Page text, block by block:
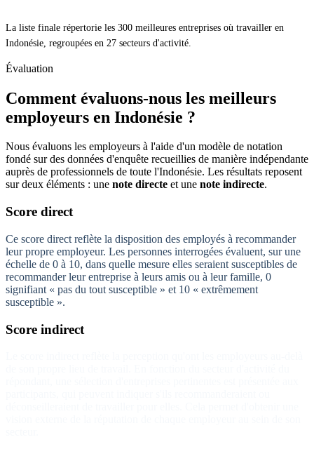
La liste finale répertorie les 300 meilleures entreprises où travailler en
Indonésie, regroupées en 27 secteurs d'activité.
Évaluation
Comment évaluons-nous les meilleurs
employeurs en Indonésie ?
Nous évaluons les employeurs à l'aide d'un modèle de notation
fondé sur des données d'enquête recueillies de manière indépendante
auprès de professionnels de toute l'Indonésie. Les résultats reposent
sur deux éléments : une note directe et une note indirecte.
Score direct
Ce score direct reflète la disposition des employés à recommander
leur propre employeur. Les personnes interrogées évaluent, sur une
échelle de 0 à 10, dans quelle mesure elles seraient susceptibles de
recommander leur entreprise à leurs amis ou à leur famille, 0
signifiant « pas du tout susceptible » et 10 « extrêmement
susceptible ».
Score indirect